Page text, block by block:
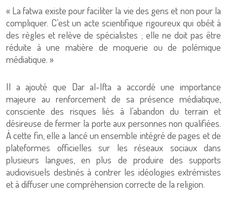
« La fatwa existe pour faciliter la vie des gens et non pour la
compliquer. C’est un acte scientifique rigoureux qui obéit à
des règles et relève de spécialistes ; elle ne doit pas être
réduite à une matière de moquerie ou de polémique
médiatique. »
Il a ajouté que Dar al-Ifta a accordé une importance
majeure au renforcement de sa présence médiatique,
consciente des risques liés à l’abandon du terrain et
désireuse de fermer la porte aux personnes non qualifiées.
À cette fin, elle a lancé un ensemble intégré de pages et de
plateformes officielles sur les réseaux sociaux dans
plusieurs langues, en plus de produire des supports
audiovisuels destinés à contrer les idéologies extrémistes
et à diffuser une compréhension correcte de la religion.